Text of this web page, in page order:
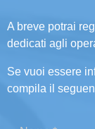
A breve potrai
dedicati agli
Se vuoi essere
compila il